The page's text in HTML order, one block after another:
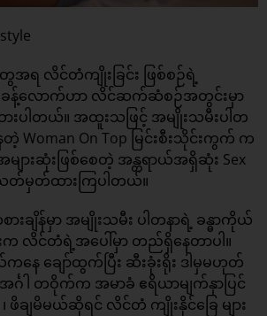
ရ လိင်တံကျိုးခြင်း ဖြစ်စဉ်ရဲ့
ခန့်လောက်ဟာ လိင်ဆက်ဆံစဉ်အတွင်းမှာ
းပါတယ်။ အထူးသဖြင့် အမျိုးသမီးပါတ
Woman On Top မြင်းစီးသိုင်းကွက် က
ျားဆုံးဖြစ်စေတဲ့ အန္တရာယ်အရှိဆုံး Sex
တ်မှတ်ထားကြပါတယ်။
းချိန်မှာ အမျိုးသမီး ပါတနာရဲ့ ခန္ဓာကိုယ်
လိင်တံရဲ့အပေါ်မှာ တည်ရှိနေတာပါ။
ေ ချော်ထွက်ပြီး ဆီးခုံးရိုး ဒါမှမဟုတ်
ဂါ တဝိုက်က အမာခံ ဧရိယာမျက်နှာပြင်
ချမိမယ်ဆိုရင် လိင်တံ ကျိုးနိုင်ခြေ များ